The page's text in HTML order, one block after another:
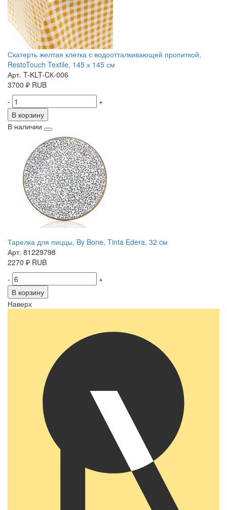
Скатерть желтая клетка с водоотталкивающей пропиткой,
RestoTouch Textile, 145 х 145 см
Арт. T-KLT-CК-006
3700 ₽ RUB
-
+
В корзину
В наличии
Тарелка для пиццы, By Bone, Tinta Edera, 32 cм
Арт. 81229798
2270 ₽ RUB
-
+
В корзину
Наверх